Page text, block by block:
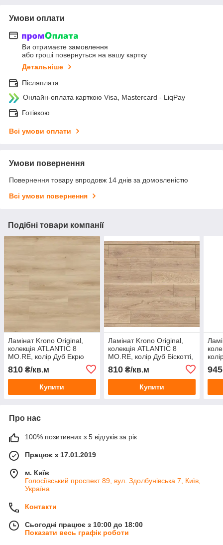
Умови оплати
Ви отримаєте замовлення
або гроші повернуться на вашу картку
Детальніше
Післяплата
Онлайн-оплата карткою Visa, Mastercard - LiqPay
Готівкою
Всі умови оплати
Умови повернення
Повернення товару впродовж 14 днів за домовленістю
Всі умови повернення
Подібні товари компанії
Ламінат Krono Original,
колекція ATLANTIC 8
MO.RE, колір Дуб Екрю
810 ₴/кв.м
Купити
Ламінат Krono Original,
колекція ATLANTIC 8
MO.RE, колір Дуб Біскотті,
810₴/кв.м
Купити
945
Про нас
100% позитивних з 5 відгуків за рік
Працює з 17.01.2019
м. Київ
Голосіївський проспект 89, вул. Здолбунівська 7, Київ,
Україна
Контакти
Сьогодні працює з 10:00 до 18:00
Показати весь графік роботи